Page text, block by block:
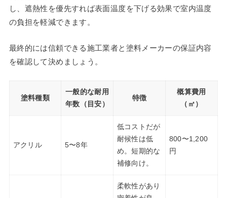
し、遮熱性を優先すれば表面温度を下げる効果で室内温度
の負担を軽減できます。
最終的には信頼できる施工業者と塗料メーカーの保証内容
を確認して決めましょう。
塗料種類
一般的な耐用
年数（目安）
特徴
概算費用
（㎡）
アクリル 5〜8年
低コストだが
耐候性は低
め。短期的な
補修向け。
800〜1,200
円
柔軟性があり